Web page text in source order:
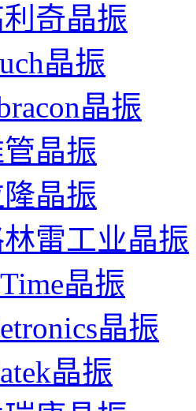
奇晶振
晶振
晶振
晶振
晶振
雷工业晶振
晶振
晶振
晶振